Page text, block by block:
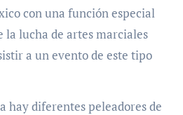
la lucha de artes marciales
a un evento de este tipo
hay diferentes peleadores de